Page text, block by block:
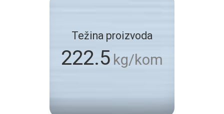
Težina proizvoda
222.5 kg/kom